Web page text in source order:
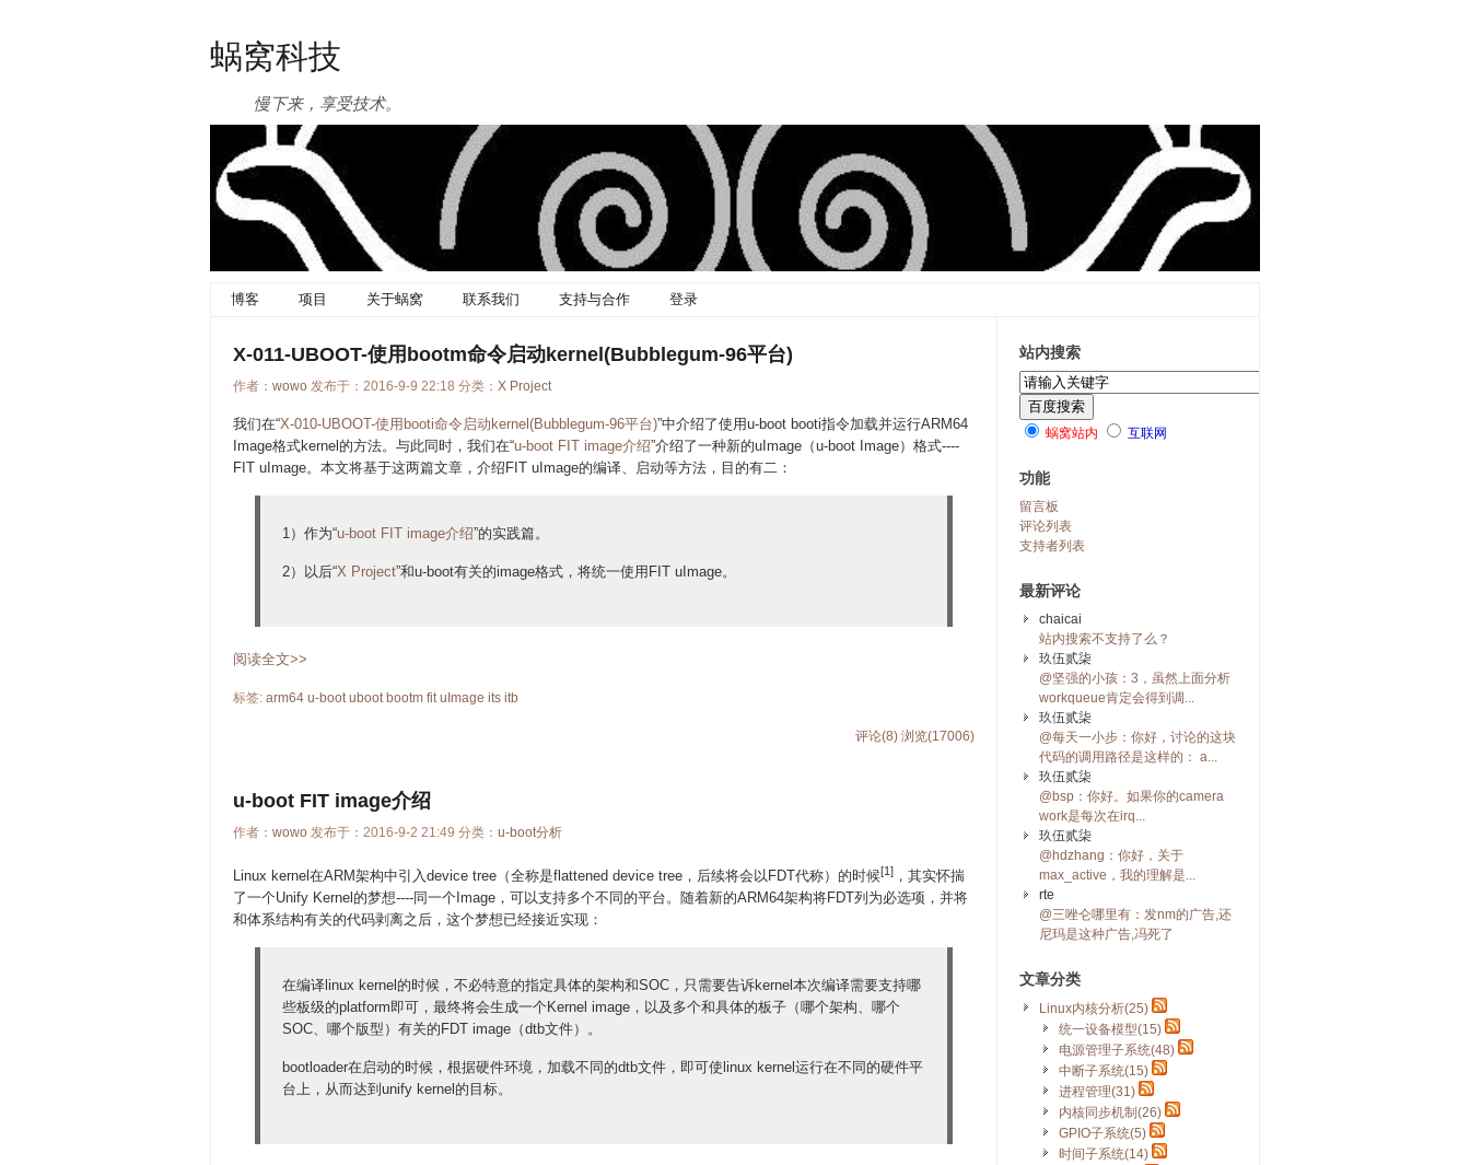
蜗窝科技
慢下来，享受技术。
博客 项目 关于蜗窝 联系我们 支持与合作 登录
X-011-UBOOT-使用bootm命令启动kernel(Bubblegum-96平台)
作者： wowo 发布于：2016-9-9 22:18 分类： X Project
我们在“X-010-UBOOT-使用booti命令启动kernel(Bubblegum-96平台)”中介绍了使用u-boot booti指令加载并运行ARM64
Image格式kernel的方法。与此同时，我们在“u-boot FIT image介绍”介绍了一种新的uImage（u-boot Image）格式----
FIT uImage。本文将基于这两篇文章，介绍FIT uImage的编译、启动等方法，目的有二：
1）作为“u-boot FIT image介绍”的实践篇。
2）以后“X Project”和u-boot有关的image格式，将统一使用FIT uImage。
阅读全文>>
标签: arm64 u-boot uboot bootm fit uImage its itb
评论(8) 浏览(17006)
u-boot FIT image介绍
作者： wowo 发布于：2016-9-2 21:49 分类： u-boot分析
Linux kernel在ARM架构中引入device tree（全称是flattened device tree，后续将会以FDT代称）的时候[1] ，其实怀揣
了一个Unify Kernel的梦想----同一个Image，可以支持多个不同的平台。随着新的ARM64架构将FDT列为必选项，并将
和体系结构有关的代码剥离之后，这个梦想已经接近实现：
在编译linux kernel的时候，不必特意的指定具体的架构和SOC，只需要告诉kernel本次编译需要支持哪
些板级的platform即可，最终将会生成一个Kernel image，以及多个和具体的板子（哪个架构、哪个
SOC、哪个版型）有关的FDT image（dtb文件）。
bootloader在启动的时候，根据硬件环境，加载不同的dtb文件，即可使linux kernel运行在不同的硬件平
台上，从而达到unify kernel的目标。
站内搜索
蜗窝站内 互联网
功能
留言板
评论列表
支持者列表
最新评论
chaicai
站内搜索不支持了么？
玖伍贰柒
@坚强的小孩：3，虽然上面分析
workqueue肯定会得到调...
玖伍贰柒
@每天一小步：你好，讨论的这块
代码的调用路径是这样的： a...
玖伍贰柒
@bsp：你好。如果你的camera
work是每次在irq...
玖伍贰柒
@hdzhang：你好，关于
max_active，我的理解是...
rte
@三唑仑哪里有：发nm的广告,还
尼玛是这种广告,冯死了
文章分类
Linux内核分析(25)
统一设备模型(15)
电源管理子系统(48)
中断子系统(15)
进程管理(31)
内核同步机制(26)
GPIO子系统(5)
时间子系统(14)